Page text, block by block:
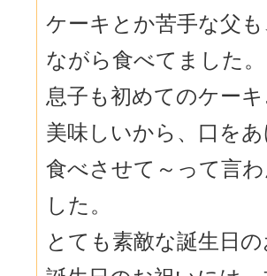
ケーキとか苦手な父
ながら食べてました。
息子も初めてのケー
美味しいから、口を
食べさせて～って言
した。
とても素敵な誕生日